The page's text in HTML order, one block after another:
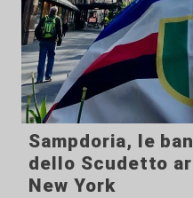
Sampdoria, le
dello Scudetto
New York